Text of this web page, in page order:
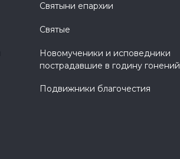
Святыни епархии
Святые
Новомученики и исповедники
пострадавшие в годину гонений
Подвижники благочестия